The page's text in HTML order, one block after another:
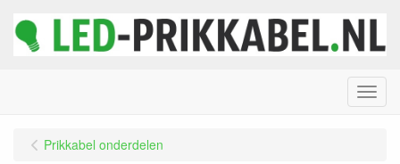
Menu
Prikkabel onderdelen